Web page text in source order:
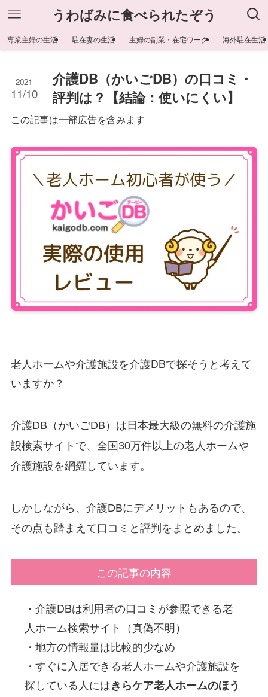
うわばみに食べられたぞう
専業主婦の生活 駐在妻の生活 主婦の副業・在宅ワーク 海外駐在生活
介護DB（かいごDB）の口コミ・
評判は？【結論：使いにくい】
2021
11/10
この記事は一部広告を含みます
老人ホームや介護施設を介護DBで探そうと考えて
いますか？
介護DB（かいごDB）は日本最大級の無料の介護施
設検索サイトで、全国30万件以上の老人ホームや
介護施設を網羅しています。
しかしながら、介護DBにデメリット もあるので、
その点も踏まえて口コミと評判をまとめました。
この記事の内容
・介護DBは利用者の口コミが参照できる老
人ホーム検索サイト（真偽不明）
・地方の情報量は比較的少なめ
・すぐに入居できる老人ホームや介護施設を
探している人にはきらケア老人ホームのほう